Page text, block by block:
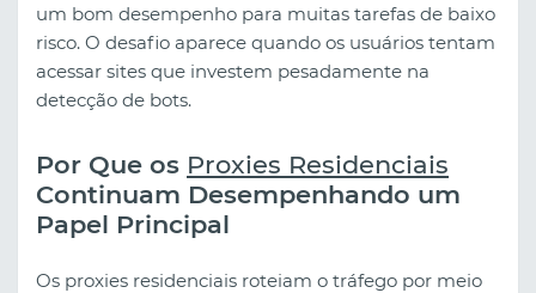
um bom desempenho para muitas tarefas de baixo
risco. O desafio aparece quando os usuários tentam
acessar sites que investem pesadamente na
detecção de bots.
Por Que os Proxies Residenciais
Continuam Desempenhando um
Papel Principal
Os proxies residenciais roteiam o tráfego por meio